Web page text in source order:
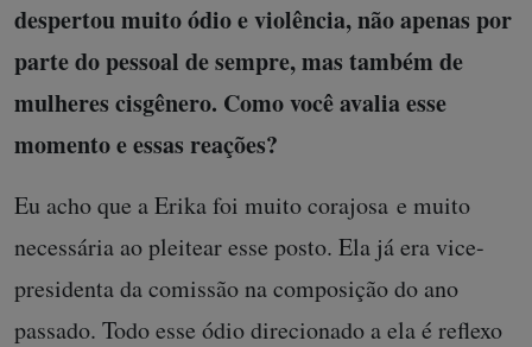
despertou muito ódio e violência, não apenas por
parte do pessoal de sempre, mas também de
mulheres cisgênero. Como você avalia esse
momento e essas reações?
Eu acho que a Erika foi muito corajosa e muito
necessária ao pleitear esse posto. Ela já era vice-
presidenta da comissão na composição do ano
passado. Todo esse ódio direcionado a ela é reflexo